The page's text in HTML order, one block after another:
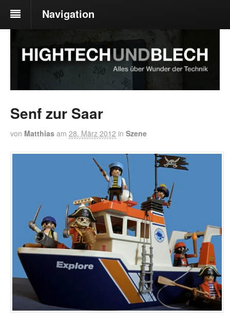
Navigation
Senf zur Saar
von Matthias am 28. März 2012 in Szene